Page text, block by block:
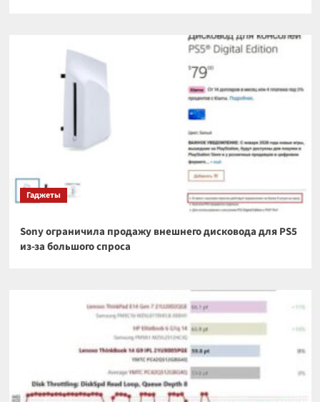
Гаджеты
Sony ограничила продажу внешнего дисковода для PS5
из-за большого спроса